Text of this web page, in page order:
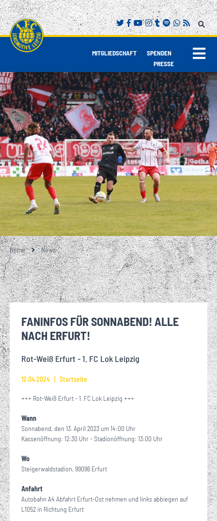
MITGLIEDSCHAFT| SPENDEN |
PRESSE
Home News
FANINFOS FÜR SONNABEND! ALLE
NACH ERFURT!
Rot-Weiß Erfurt - 1. FC Lok Leipzig
12.04.2024 Startseite
+++ Rot-Weiß Erfurt - 1. FC Lok Leipzig +++
Wann
Sonnabend, den 13. April 2023 um 14:00 Uhr
Kassenöffnung: 12:30 Uhr - Stadionöffnung: 13:00 Uhr
Wo
Steigerwaldstadion, 99096 Erfurt
Anfahrt
Autobahn A4 Abfahrt Erfurt-Ost nehmen und links abbiegen auf
L1052 in Richtung Erfurt